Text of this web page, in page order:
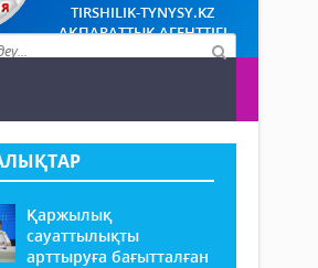
TIRSHILIK-TYNYSY.KZ
АҚПАРАТТЫҚ АГЕНТТІГІ
Қаржылық
сауаттылықты
арттыруға бағытталған